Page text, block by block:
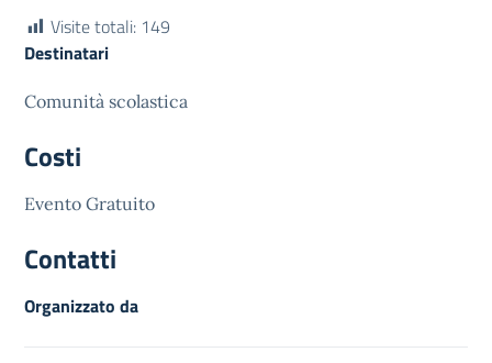
Visite totali: 149
Destinatari
Comunità scolastica
Costi
Evento Gratuito
Contatti
Organizzato da